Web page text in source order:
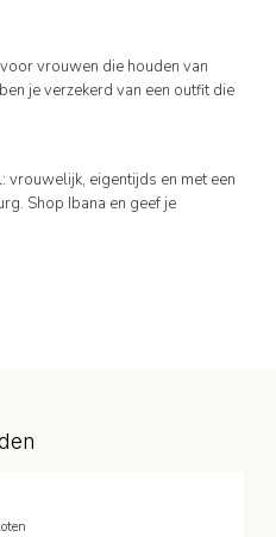
vrouwen die houden van
je verzekerd van een outfit die
vrouwelijk, eigentijds en met een
Shop Ibana en geef je